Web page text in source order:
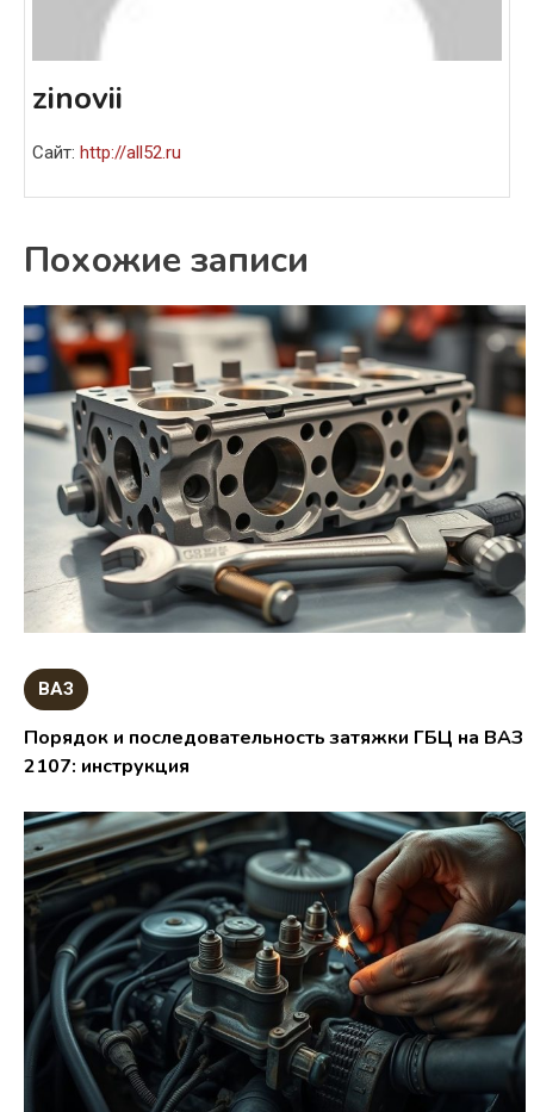
zinovii
Сайт: http://all52.ru
Похожие записи
ВАЗ
Порядок и последовательность затяжки ГБЦ на ВАЗ
2107: инструкция